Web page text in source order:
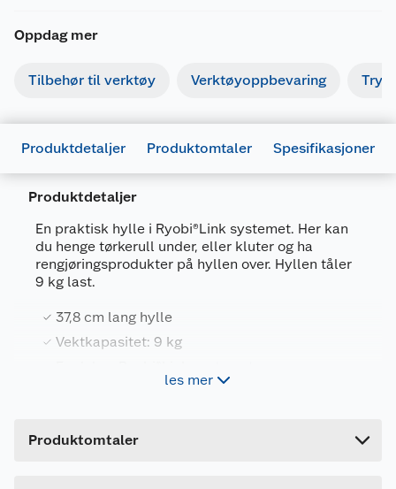
Oppdag mer
Tilbehør til verktøy Verktøyoppbevaring
Produktdetaljer Produktomtaler Spesifikasjoner
Produktdetaljer
En praktisk hylle i Ryobi®Link systemet. Her kan
du henge tørkerull under, eller kluter og ha
rengjøringsprodukter på hyllen over. Hyllen tåler
9 kg last.
37,8 cm lang hylle
Vektkapasitet: 9 kg
les mer
Produktomtaler
Generelt